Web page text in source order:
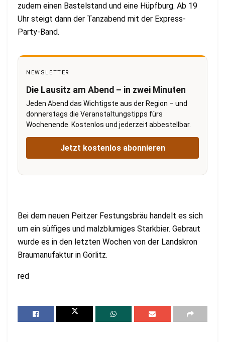
zudem einen Bastelstand und eine Hüpfburg. Ab 19
Uhr steigt dann der Tanzabend mit der Express-
Party-Band.
NEWSLETTER
Die Lausitz am Abend – in zwei Minuten
Jeden Abend das Wichtigste aus der Region – und
donnerstags die Veranstaltungstipps fürs
Wochenende. Kostenlos und jederzeit abbestellbar.
Jetzt kostenlos abonnieren
Bei dem neuen Peitzer Festungsbräu handelt es sich
um ein süffiges und malzblumiges Starkbier. Gebraut
wurde es in den letzten Wochen von der Landskron
Braumanufaktur in Görlitz.
red